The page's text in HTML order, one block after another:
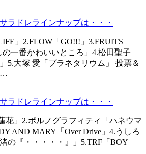
ラドレラインナップは・・・
」2.FLOW「GO!!!」3.FRUITS
の一番かわいいところ」4.松田聖子
5.大塚 愛「プラネタリウム」 投票＆
ラドレラインナップは・・・
花」2.ポルノグラフィティ「ハネウマ
AND MARY「Over Drive」4.うしろ
の『・・・・・』」5.TRF「BOY